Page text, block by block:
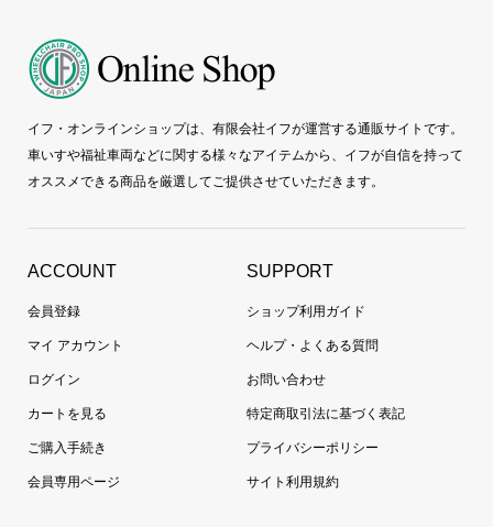
イフ・オンラインショップは、有限会社イフが運営する通販サイトです。
車いすや福祉車両などに関する様々なアイテムから、イフが自信を持って
オススメできる商品を厳選してご提供させていただきます。
ACCOUNT
会員登録
マイ アカウント
ログイン
カートを見る
ご購入手続き
会員専用ページ
SUPPORT
ショップ利用ガイド
ヘルプ・よくある質問
お問い合わせ
特定商取引法に基づく表記
プライバシーポリシー
サイト利用規約